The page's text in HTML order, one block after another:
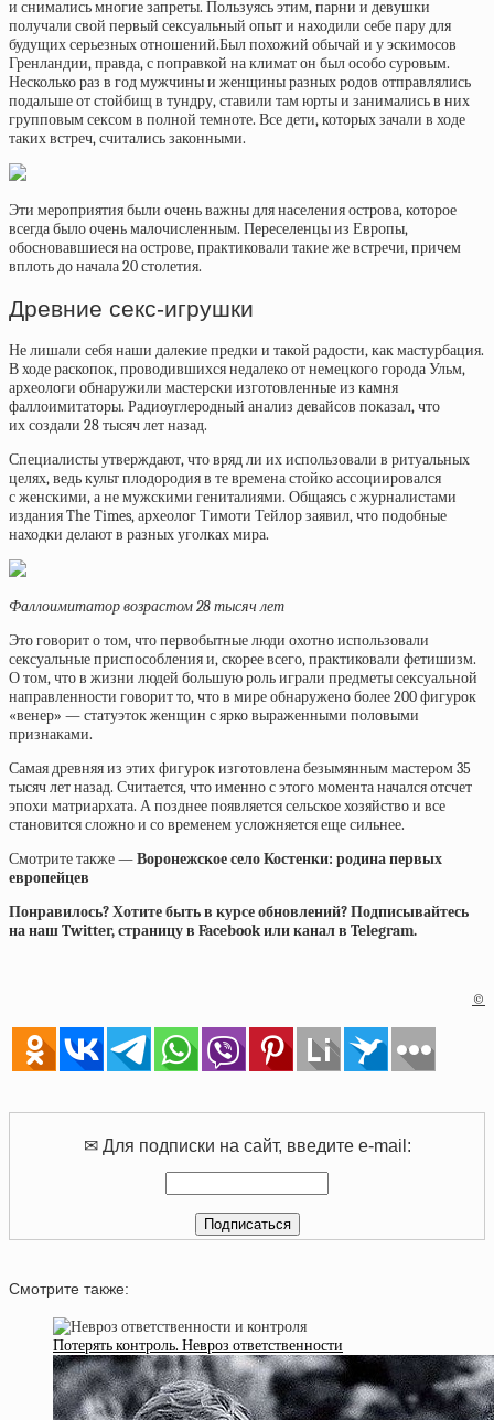
и снимались многие запреты. Пользуясь этим, парни и девушки
получали свой первый сексуальный опыт и находили себе пару для
будущих серьезных отношений.Был похожий обычай и у эскимосов
Гренландии, правда, с поправкой на климат он был особо суровым.
Несколько раз в год мужчины и женщины разных родов отправлялись
подальше от стойбищ в тундру, ставили там юрты и занимались в них
групповым сексом в полной темноте. Все дети, которых зачали в ходе
таких встреч, считались законными.
Эти мероприятия были очень важны для населения острова, которое
всегда было очень малочисленным. Переселенцы из Европы,
обосновавшиеся на острове, практиковали такие же встречи, причем
вплоть до начала 20 столетия.
Древние секс-игрушки
Не лишали себя наши далекие предки и такой радости, как мастурбация.
В ходе раскопок, проводившихся недалеко от немецкого города Ульм,
археологи обнаружили мастерски изготовленные из камня
фаллоимитаторы. Радиоуглеродный анализ девайсов показал, что
их создали 28 тысяч лет назад.
Специалисты утверждают, что вряд ли их использовали в ритуальных
целях, ведь культ плодородия в те времена стойко ассоциировался
с женскими, а не мужскими гениталиями. Общаясь с журналистами
издания The Times, археолог Тимоти Тейлор заявил, что подобные
находки делают в разных уголках мира.
Фаллоимитатор возрастом 28 тысяч лет
Это говорит о том, что первобытные люди охотно использовали
сексуальные приспособления и, скорее всего, практиковали фетишизм.
О том, что в жизни людей большую роль играли предметы сексуальной
направленности говорит то, что в мире обнаружено более 200 фигурок
«венер» — статуэток женщин с ярко выраженными половыми
признаками.
Самая древняя из этих фигурок изготовлена безымянным мастером 35
тысяч лет назад. Считается, что именно с этого момента начался отсчет
эпохи матриархата. А позднее появляется сельское хозяйство и все
становится сложно и со временем усложняется еще сильнее.
Смотрите также —Воронежское село Костенки: родина первых
европейцев
Понравилось? Хотите быть в курсе обновлений? Подписывайтесь
на наш Twitter, страницу в Facebook или канал в Telegram.
©
✉ Для подписки на сайт, введите e-mail:
Смотрите также:
Потерять контроль. Невроз ответственности